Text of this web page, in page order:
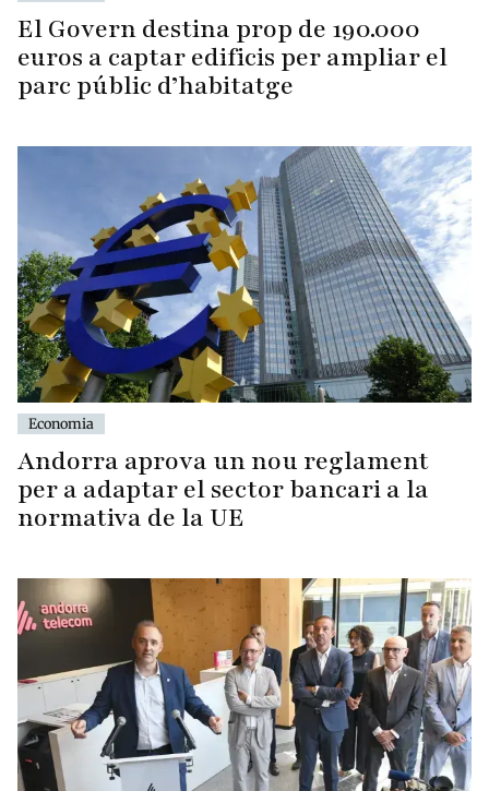
El Govern destina prop de 190.000
euros a captar edificis per ampliar el
parc públic d’habitatge
Economia
Andorra aprova un nou reglament
per a adaptar el sector bancari a la
normativa de la UE